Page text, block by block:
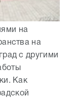
на
на
с другими
Как